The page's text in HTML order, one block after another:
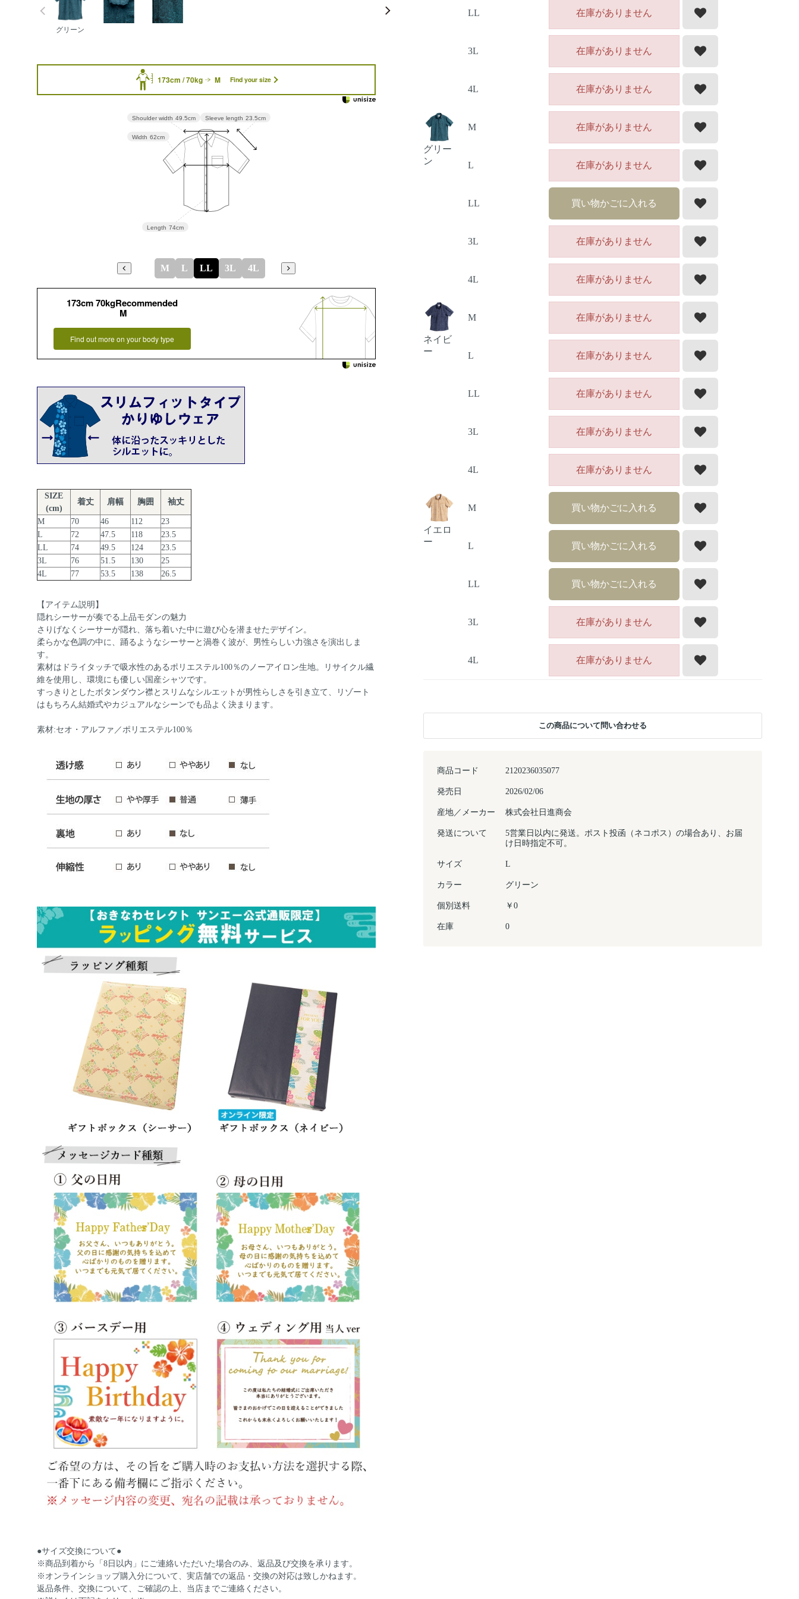
グリーン
173cm / 70kg M Find your size
Sleeve length 23.5cm
Length 74cm
Width 62cm
Shoulder width 49.5cm
M L LL 3L 4L
173cm 70kgRecommended
M
Find out more on your body type
SIZE
(cm)
着丈 肩幅 胸囲 袖丈
M 70 46 112
23
L
72 47.5 118
23.5
LL
74 49.5 124
23.5
3L
76 51.5 130
25
4L
77 53.5 138 26.5
【アイテム説明】
隠れシーサーが奏でる上品モダンの魅力
さりげなくシーサーが隠れ、落ち着いた中に遊び心を潜ませたデザイン。
柔らかな色調の中に、踊るようなシーサーと渦巻く波が、男性らしい力強さを演出しま
す。
素材はドライタッチで吸水性のあるポリエステル100％のノーアイロン生地。リサイクル繊
維を使用し、環境にも優しい国産シャツです。
すっきりとしたボタンダウン襟とスリムなシルエットが男性らしさを引き立て、リゾート
はもちろん結婚式やカジュアルなシーンでも品よく決まります。
素材:セオ・アルファ／ポリエステル100％
●サイズ交換について●
※商品到着から「8日以内」にご連絡いただいた場合のみ、返品及び交換を承ります。
※オンラインショップ購入分について、実店舗での返品・交換の対応は致しかねます。
返品条件、交換について、ご確認の上、当店までご連絡ください。
商品コード 2120236035077
発売日 2026/02/06
産地／メーカー 株式会社日進商会
発送について
5営業日以内に発送。ポスト投函（ネコポス）の場合あり、お届
け日時指定不可。
サイズ L
カラー グリーン
個別送料 ￥0
在庫 0
LL 在庫がありません
3L 在庫がありません
4L 在庫がありません
グリー
ン
M 在庫がありません
L 在庫がありません
LL 買い物かごに入れる
3L 在庫がありません
4L 在庫がありません
ネイビ
ー
M 在庫がありません
L 在庫がありません
LL 在庫がありません
3L 在庫がありません
4L 在庫がありません
イエロ
ー
M 買い物かごに入れる
L 買い物かごに入れる
LL 買い物かごに入れる
3L 在庫がありません
4L 在庫がありません
この商品について問い合わせる